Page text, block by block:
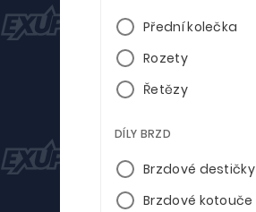
Přední kolečka
Rozety
Řetězy
DÍLY BRZD
Brzdové destičky
Brzdové kotouče